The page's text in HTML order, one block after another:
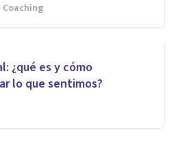
Coaching
¿qué es y cómo
lo que sentimos?